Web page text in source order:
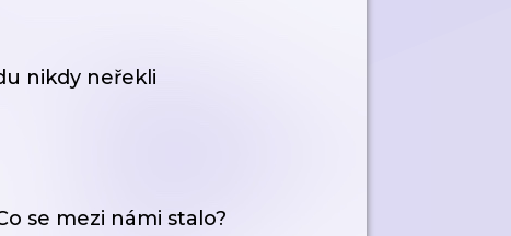
nikdy neřekli
se mezi námi stalo?